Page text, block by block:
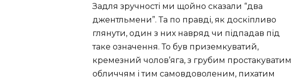
Задля зручності ми щойно сказали “два
джентльмени”. Та по правді, як доскіпливо
глянути, один з них навряд чи підпадав під
таке означення. То був приземкуватий,
кремезний чолов’яга, з грубим простакуватим
обличчям і тим самовдоволеним, пихатим